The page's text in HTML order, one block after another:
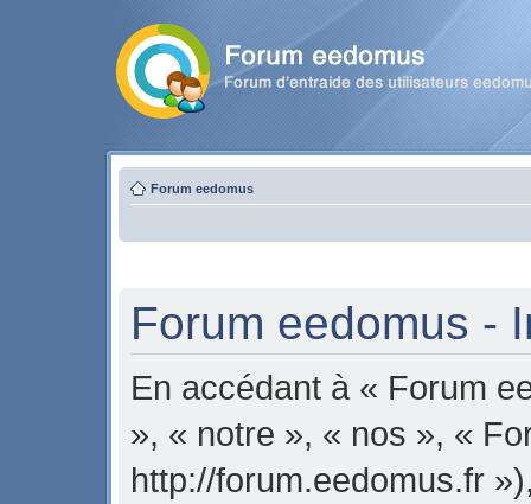
Forum eedomus
Forum eedomus -
En accédant à « Forum
», « notre », « nos », «
http://forum.eedomus.fr